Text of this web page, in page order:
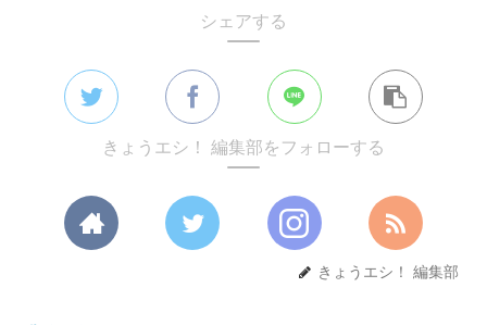
シェアする
きょうエシ！ 編集部をフォローする
きょうエシ！ 編集部